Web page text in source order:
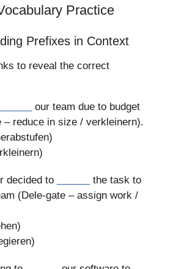
Practice
Prefixes in Context
to reveal the correct
our team due to budget
– reduce in size / verkleinern).
decided to
the task to
(Dele-gate – assign work /